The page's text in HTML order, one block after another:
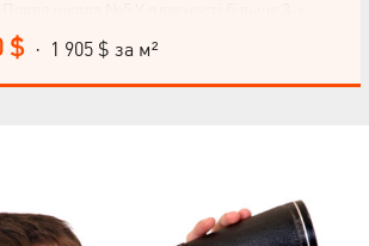
$ · 1 905 $ за м²